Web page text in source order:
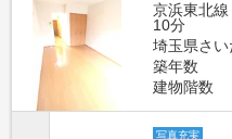
京浜東北
10分
埼玉県さ
築年数
建物階数
写真充実